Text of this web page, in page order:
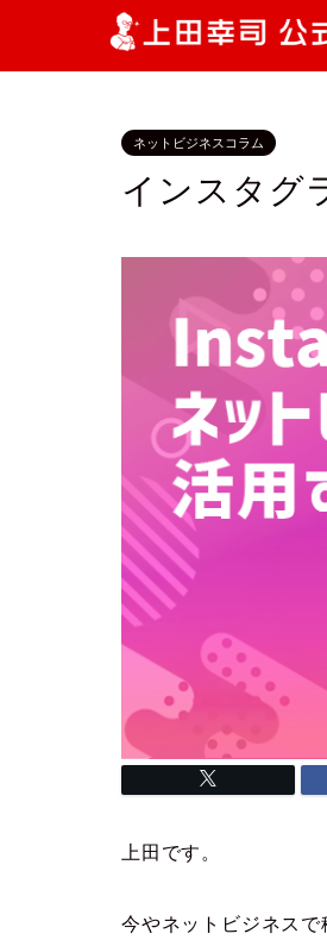
ネットビジネスコラム
インスタグ
上田です。
今やネットビジネスで